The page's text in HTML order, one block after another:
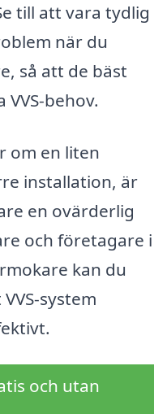
till att vara tydlig
när du
så att de bäst
behov.
om en liten
installation, är
en ovärderlig
och företagare i
kan du
system
och utan